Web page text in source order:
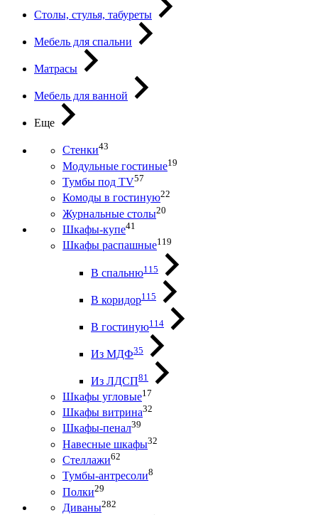
Столы, стулья, табуреты
Мебель для спальни
Матрасы
Мебель для ванной
Еще
Стенки43
Модульные гостиные19
Тумбы под ТV57
Комоды в гостиную22
Журнальные столы20
Шкафы-купе41
Шкафы распашные119
В спальню115
В коридор115
В гостиную114
Из МДФ35
Из ЛДСП81
Шкафы угловые17
Шкафы витрина32
Шкафы-пенал39
Навесные шкафы32
Стеллажи62
Тумбы-антресоли8
Полки29
Диваны282